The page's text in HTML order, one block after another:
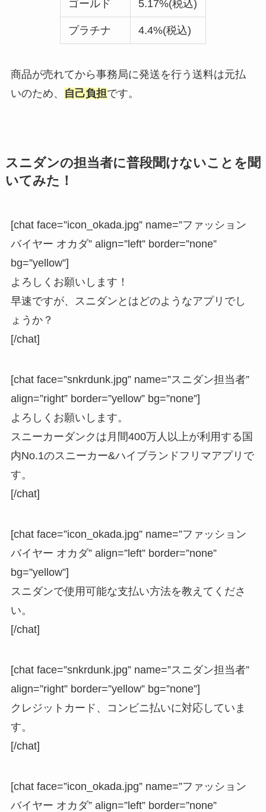
ゴールド 5.17%(税込)
プラチナ 4.4%(税込)
商品が売れてから事務局に発送を行う送料は元払
いのため、
自己負担です。
スニダンの担当者に普段聞けないことを聞
いてみた！
[chat face=”icon_okada.jpg” name=”ファッション
バイヤー オカダ” align=”left” border=”none”
bg=”yellow”]
よろしくお願いします！
早速ですが、スニダンとはどのようなアプリでし
ょうか？
[/chat]
[chat face=”snkrdunk.jpg” name=”スニダン担当者”
align=”right” border=”yellow” bg=”none”]
よろしくお願いします。
スニーカーダンクは月間400万人以上が利用する国
内No.1のスニーカー&ハイブランドフリマアプリで
す。
[/chat]
[chat face=”icon_okada.jpg” name=”ファッション
バイヤー オカダ” align=”left” border=”none”
bg=”yellow”]
スニダンで使用可能な支払い方法を教えてくださ
い。
[/chat]
[chat face=”snkrdunk.jpg” name=”スニダン担当者”
align=”right” border=”yellow” bg=”none”]
クレジットカード、コンビニ払いに対応していま
す。
[/chat]
[chat face=”icon_okada.jpg” name=”ファッション
バイヤー オカダ” align=”left” border=”none”